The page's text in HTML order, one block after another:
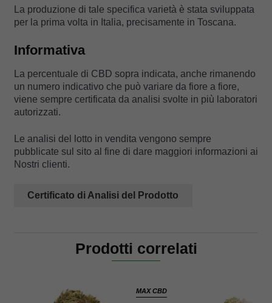
La produzione di tale specifica varietà è stata sviluppata
per la prima volta in Italia, precisamente in Toscana.
Informativa
La percentuale di CBD sopra indicata, anche rimanendo
un numero indicativo che può variare da fiore a fiore,
viene sempre certificata da analisi svolte in più laboratori
autorizzati.
Le analisi del lotto in vendita vengono sempre
pubblicate sul sito al fine di dare maggiori informazioni ai
Nostri clienti.
Certificato di Analisi del Prodotto
Prodotti correlati
MAX CBD